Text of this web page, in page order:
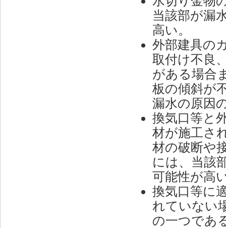
当該部が漏
高い。
外部建具の
取付け不良
がある場合
板の傾斜が
漏水の原因
換気口等と
材が施工さ
材の破断や
には、当該
可能性が高
換気口等に
れていない
の一つであ